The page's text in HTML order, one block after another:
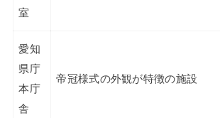
室
愛知
県庁
本庁
舎
帝冠様式の外観が特徴の施設